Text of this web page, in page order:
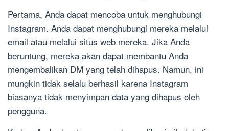
Pertama, Anda dapat mencoba untuk menghubungi
Instagram. Anda dapat menghubungi mereka melalui
email atau melalui situs web mereka. Jika Anda
beruntung, mereka akan dapat membantu Anda
mengembalikan DM yang telah dihapus. Namun, ini
mungkin tidak selalu berhasil karena Instagram
biasanya tidak menyimpan data yang dihapus oleh
pengguna.